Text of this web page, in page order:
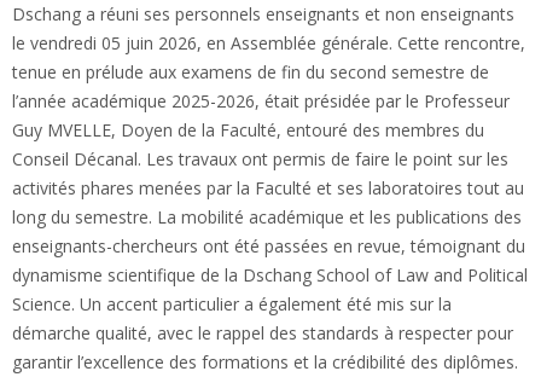
Dschang a réuni ses personnels enseignants et non enseignants
le vendredi 05 juin 2026, en Assemblée générale. Cette rencontre,
tenue en prélude aux examens de fin du second semestre de
l’année académique 2025-2026, était présidée par le Professeur
Guy MVELLE, Doyen de la Faculté, entouré des membres du
Conseil Décanal. Les travaux ont permis de faire le point sur les
activités phares menées par la Faculté et ses laboratoires tout au
long du semestre. La mobilité académique et les publications des
enseignants-chercheurs ont été passées en revue, témoignant du
dynamisme scientifique de la Dschang School of Law and Political
Science. Un accent particulier a également été mis sur la
démarche qualité, avec le rappel des standards à respecter pour
garantir l’excellence des formations et la crédibilité des diplômes.